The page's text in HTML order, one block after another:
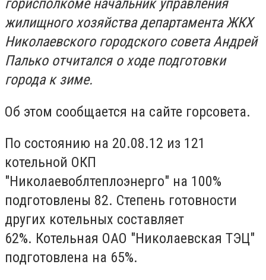
горисполкоме начальник управления
жилищного хозяйства департамента ЖКХ
Николаевского городского совета Андрей
Палько отчитался о ходе подготовки
города к зиме.
Об этом сообщается на сайте горсовета.
По состоянию на 20.08.12 из 121
котельной ОКП
"Николаевоблтеплоэнерго" на 100%
подготовлены 82. Степень готовности
других котельных составляет
62%. Котельная ОАО "Николаевская ТЭЦ"
подготовлена на 65%.